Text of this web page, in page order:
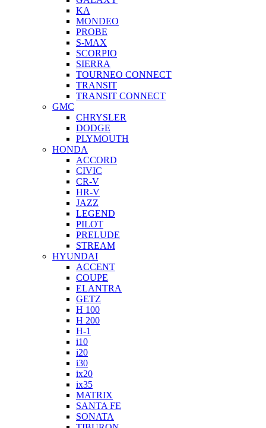
KA
MONDEO
PROBE
S-MAX
SCORPIO
SIERRA
TOURNEO CONNECT
TRANSIT
TRANSIT CONNECT
GMC
CHRYSLER
DODGE
PLYMOUTH
HONDA
ACCORD
CIVIC
CR-V
HR-V
JAZZ
LEGEND
PILOT
PRELUDE
STREAM
HYUNDAI
ACCENT
COUPE
ELANTRA
GETZ
H 100
H 200
H-1
i10
i20
i30
ix20
ix35
MATRIX
SANTA FE
SONATA